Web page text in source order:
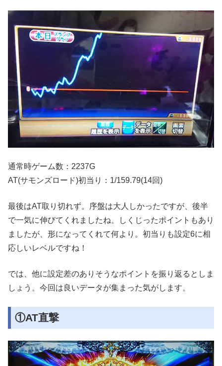
通常時ゲーム数：2237G
AT(サモンズロード)初当り：1/159.79(14回)
最後はAT取り切れず。序盤は大人しかったですが、後半
で一気に伸びてくれましたね。しくじったポイントもあり
ましたが、形になってくれて何より。初当りも設定6に相
応しいレベルですね！
では、他に設定差のありそうなポイントを振り返るとしま
しょう。今回は良いデータが集まった気がします。
①AT直撃